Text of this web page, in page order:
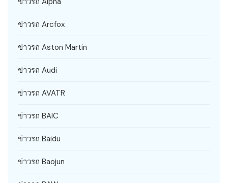
ข่าวรถ Arcfox
ข่าวรถ Aston Martin
ข่าวรถ Audi
ข่าวรถ AVATR
ข่าวรถ BAIC
ข่าวรถ Baidu
ข่าวรถ Baojun